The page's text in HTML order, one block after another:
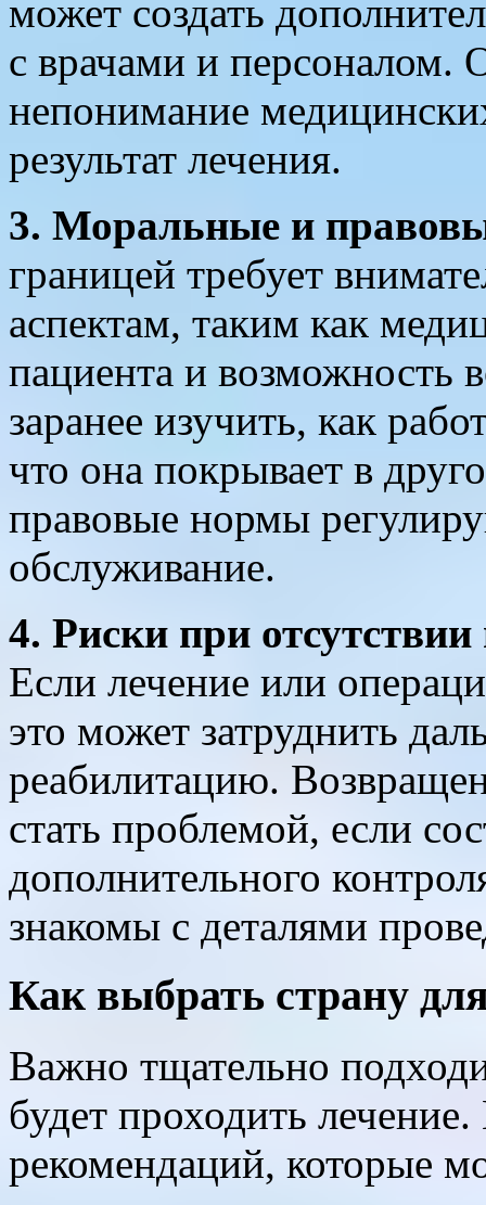
может создать
с врачами и персоналом.
непонимание
результат лечения.
3. Моральные и
границей требует
аспектам, таким как
пациента и
заранее изучить, как
что она покрывает в
правовые нормы
обслуживание.
4. Риски при
Если лечение или
это может затруднить
реабилитацию.
стать проблемой, если
дополнительного
знакомы с деталями
Как выбрать страну
Важно тщательно
будет проходить
рекомендаций, которые